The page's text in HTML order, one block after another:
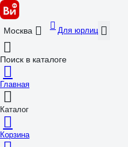
Москва Для юрлиц
Поиск в каталоге
Главная
Каталог
Корзина